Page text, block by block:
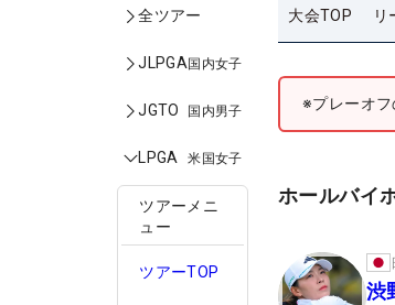
全ツアー
JLPGA国内女子
JGTO 国内男子
LPGA 米国女子
ツアーメニ
ュー
ツアーTOP
大会TOP リ
※プレーオフ
ホールバイ
渋